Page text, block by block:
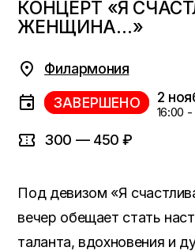
КОНЦЕРТ «Я
ЖЕНЩИНА…»
Филармония
ЗАВЕРШЕНО 2
16:00 -
300 — 450 ₽
Под девизом «Я
вечер обещает стать
таланта, вдохновения и